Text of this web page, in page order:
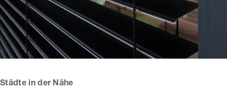
Städte in der Nähe